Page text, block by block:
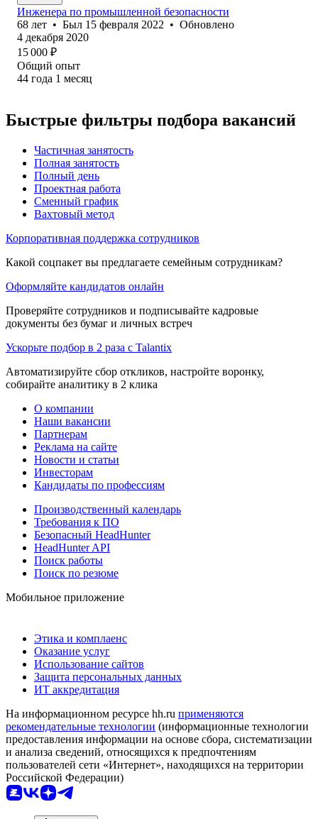
Инженера по промышленной безопасности
68 лет • Был 15 февраля 2022 • Обновлено
4 декабря 2020
15 000 ₽
Общий опыт
44 года 1 месяц
Быстрые фильтры подбора вакансий
Частичная занятость
Полная занятость
Полный день
Проектная работа
Сменный график
Вахтовый метод
Корпоративная поддержка сотрудников
Какой соцпакет вы предлагаете семейным сотрудникам?
Оформляйте кандидатов онлайн
Проверяйте сотрудников и подписывайте кадровые
документы без бумаг и личных встреч
Ускорьте подбор в 2 раза с Talantix
Автоматизируйте сбор откликов, настройте воронку,
собирайте аналитику в 2 клика
О компании
Наши вакансии
Партнерам
Реклама на сайте
Новости и статьи
Инвесторам
Кандидаты по профессиям
Производственный календарь
Требования к ПО
Безопасный HeadHunter
HeadHunter API
Поиск работы
Поиск по резюме
Мобильное приложение
Этика и комплаенс
Оказание услуг
Использование сайтов
Защита персональных данных
ИТ аккредитация
На информационном ресурсе hh.ru применяются
рекомендательные технологии (информационные технологии
предоставления информации на основе сбора, систематизации
и анализа сведений, относящихся к предпочтениям
пользователей сети «Интернет», находящихся на территории
Российской Федерации)